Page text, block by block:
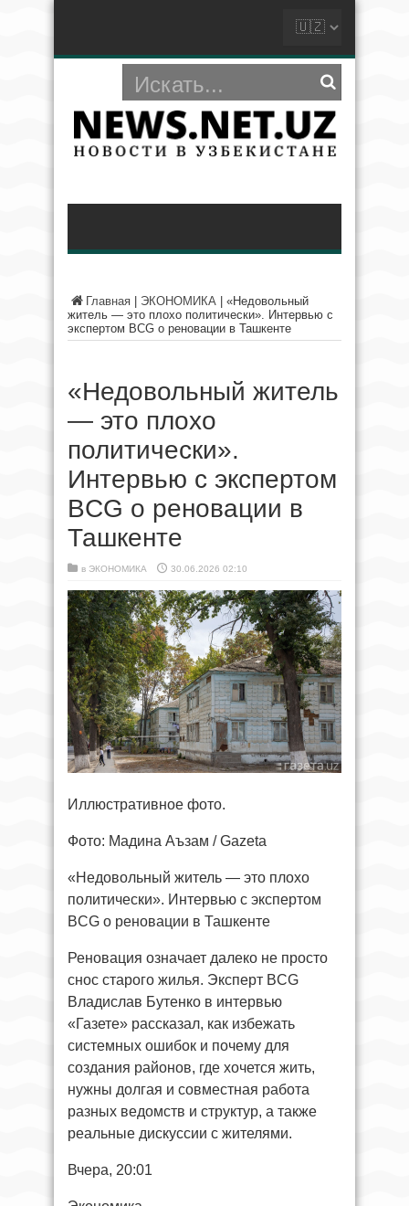
Главная ЭКОНОМИКА
«Недовольный
житель — это плохо политически». Интервью с
экспертом BCG о реновации в Ташкенте
«Недовольный житель
— это плохо
политически».
Интервью с экспертом
BCG о реновации в
Ташкенте
в ЭКОНОМИКА 30.06.2026 02:10
Иллюстративное фото.
Фото: Мадина Аъзам / Gazeta
«Недовольный житель — это плохо
политически». Интервью с экспертом
BCG о реновации в Ташкенте
Реновация означает далеко не просто
снос старого жилья. Эксперт BCG
Владислав Бутенко в интервью
«Газете» рассказал, как избежать
системных ошибок и почему для
создания районов, где хочется жить,
нужны долгая и совместная работа
разных ведомств и структур, а также
реальные дискуссии с жителями.
Вчера, 20:01